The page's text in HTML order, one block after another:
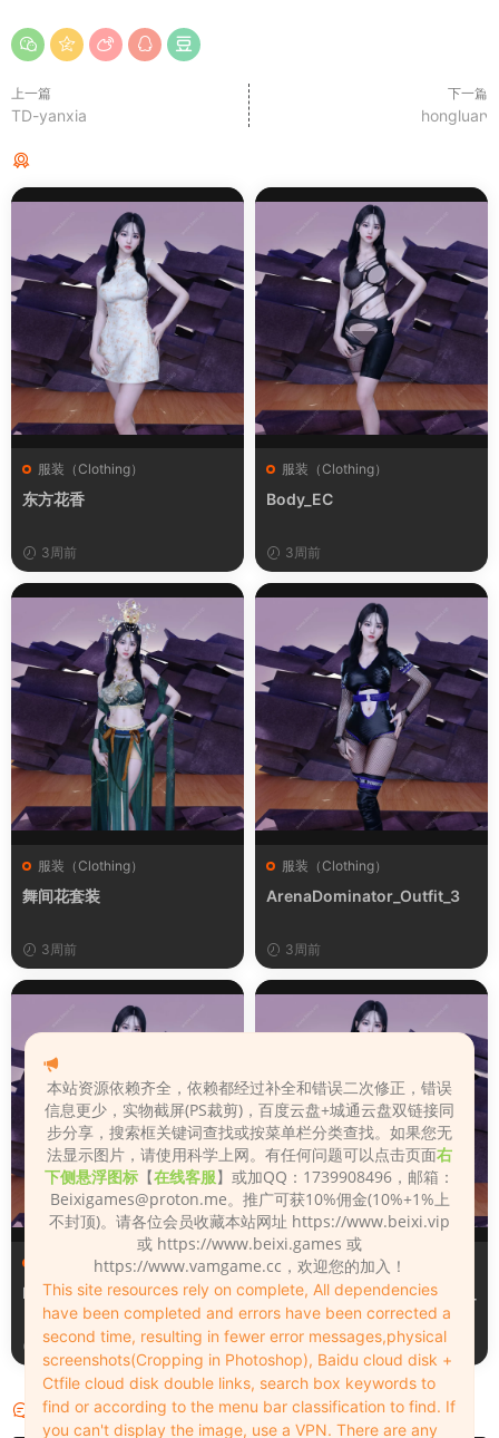
上一篇
TD-yanxia
下一篇
hongluan
服装（Clothing）
东方花香
3周前
服装（Clothing）
Body_EC
3周前
服装（Clothing）
舞间花套装
3周前
服装（Clothing）
ArenaDominator_Outfit_3
3周前
服装（Clothing）
Leopard_print_office_suit
3周前
服装（Clothing）
Lacquer_leather_two_tone_
tight_mini_skirt
3周前
评论 0
本站资源依赖齐全，依赖都经过补全和错误二次修正，错误
信息更少，实物截屏(PS裁剪)，百度云盘+城通云盘双链接同
步分享，搜索框关键词查找或按菜单栏分类查找。如果您无
法显示图片，请使用科学上网。有任何问题可以点击页面右
下侧悬浮图标 【在线客服】或加QQ：1739908496，邮箱：
Beixigames@proton.me。推广可获10%佣金(10%+1%上
不封顶)。请各位会员收藏本站网址 https://www.beixi.vip
或 https://www.beixi.games 或
https://www.vamgame.cc，欢迎您的加入！
This site resources rely on complete, All dependencies
have been completed and errors have been corrected a
second time, resulting in fewer error messages,physical
screenshots(Cropping in Photoshop), Baidu cloud disk +
Ctfile cloud disk double links, search box keywords to
find or according to the menu bar classification to find. If
you can't display the image, use a VPN. There are any